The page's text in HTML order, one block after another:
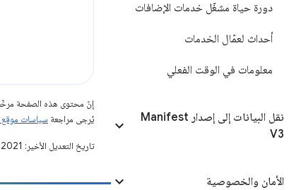
دورة حياة مشغّل خدمات الإضافات
أحداث لعمّال الخدمات
معلومات في الوقت الفعلي
نقل البيانات إلى إصدار Manifest
V3
الأمان والخصوصية
إنّ محتوى هذه الصفحة
يُرجى مراجعة سياسات موقع Google Developers‏
تاريخ التعديل الأخير: 2021-08-03 (حسب التوقيت العالمي المتفَّق عليه)